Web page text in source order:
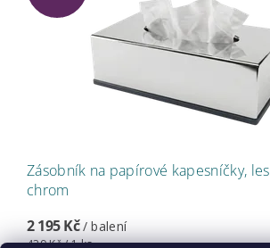
Zásobník na papírové kapesníčky,
chrom
2 195 Kč/ balení
439 Kč / 1 ks